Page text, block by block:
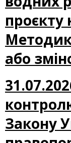
проєкту
або
Закону